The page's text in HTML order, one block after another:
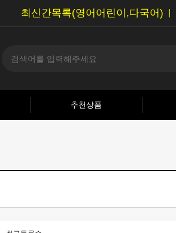
최신간목록(영어어린이,다국어)
추천상품